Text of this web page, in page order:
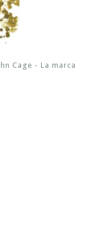
Cage - La marca